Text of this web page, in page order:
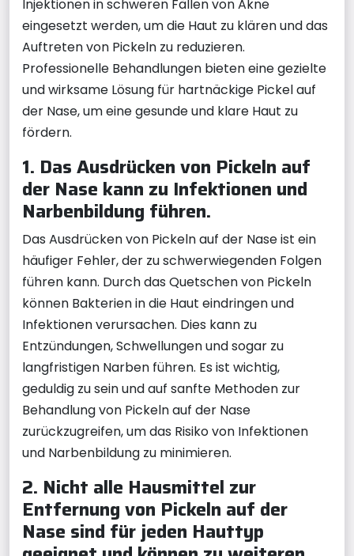
Injektionen in schweren Fällen von Akne
eingesetzt werden, um die Haut zu klären und das
Auftreten von Pickeln zu reduzieren.
Professionelle Behandlungen bieten eine gezielte
und wirksame Lösung für hartnäckige Pickel auf
der Nase, um eine gesunde und klare Haut zu
fördern.
1. Das Ausdrücken von Pickeln auf
der Nase kann zu Infektionen und
Narbenbildung führen.
Das Ausdrücken von Pickeln auf der Nase ist ein
häufiger Fehler, der zu schwerwiegenden Folgen
führen kann. Durch das Quetschen von Pickeln
können Bakterien in die Haut eindringen und
Infektionen verursachen. Dies kann zu
Entzündungen, Schwellungen und sogar zu
langfristigen Narben führen. Es ist wichtig,
geduldig zu sein und auf sanfte Methoden zur
Behandlung von Pickeln auf der Nase
zurückzugreifen, um das Risiko von Infektionen
und Narbenbildung zu minimieren.
2. Nicht alle Hausmittel zur
Entfernung von Pickeln auf der
Nase sind für jeden Hauttyp